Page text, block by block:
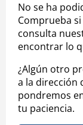
No se ha
Comprueba
consulta
encontrar lo
¿Algún otro
a la dirección
pondremos
tu paciencia.